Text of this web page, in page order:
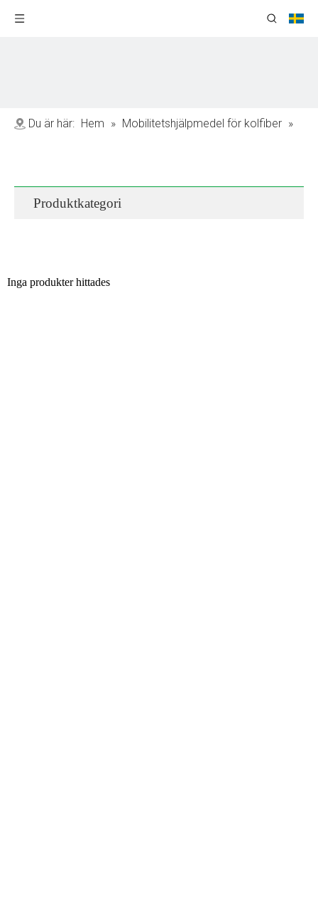
Du är här: Hem » Mobilitetshjälpmedel för kolfiber »
Produktkategori
Inga produkter hittades